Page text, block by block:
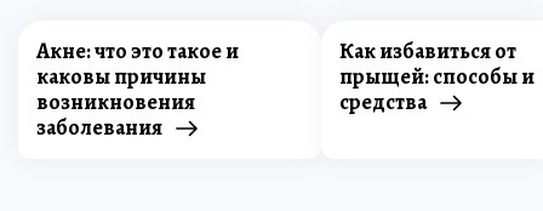
Акне: что это такое и
каковы причины
возникновения
заболевания
Как избавиться от
прыщей: способы и
средства